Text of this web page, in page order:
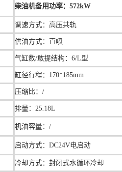
柴油机备用功率：572kW
调速方式： 高压共轨
供油方式：直喷
气缸数/敢提结构：6/L型
缸径行程： 170*185mm
压缩比：/
排量：25.18L
机油容量：/
启动方式：DC24V电启动
冷却方式：封闭式水循环冷却